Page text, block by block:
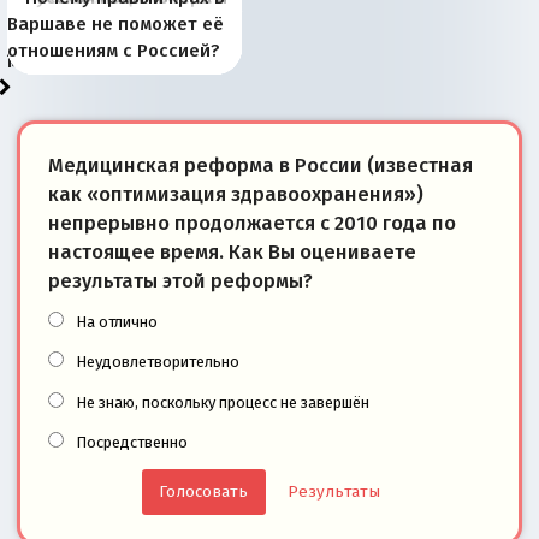
рыбопромысловые
районы Баренцева
моря
отличаются от «Яблока»
тем, что они -
победители
Запада рассказала о
«переобувании» хозяев
перемены: 15 шагов к
суверенной экономике
Европы
сбрасывать балласт
Анкориджа
года: первые уступки во
внутренней политике
сегодня
Варшаве не поможет её
отношениям с Россией?
Медицинская реформа в России (известная
как «оптимизация здравоохранения»)
непрерывно продолжается с 2010 года по
настоящее время. Как Вы оцениваете
результаты этой реформы?
На отлично
Неудовлетворительно
Не знаю, поскольку процесс не завершён
Посредственно
Результаты